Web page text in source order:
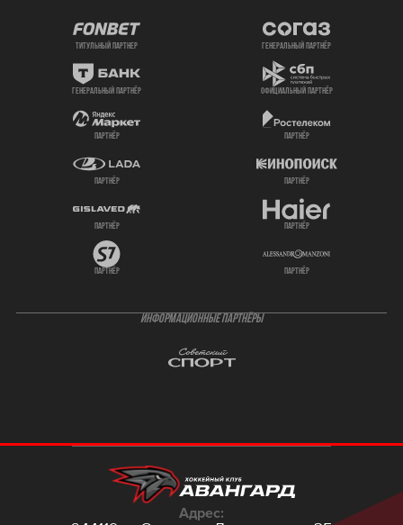
титульный партнер генеральный партнёр
генеральный партнёр официальный партнёр
партнёр партнёр
партнёр партнёр
партнёр партнёр
партнёр партнёр
ИНФОРМАЦИОННЫЕ ПАРТНЁРЫ
Адрес: